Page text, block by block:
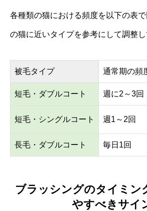
各種類の猫における頻度を以下の表
の猫に近いタイプを参考にして調整し
被毛タイプ 通常期の頻
短毛・ダブルコート 週に2～3回
短毛・シングルコート 週1～2回
長毛・ダブルコート 毎日1回
ブラッシングのタイミン
やすべきサイ